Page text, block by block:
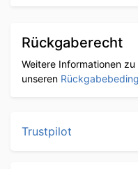
Rückgaberecht
Weitere Informationen
unseren
Trustpilot